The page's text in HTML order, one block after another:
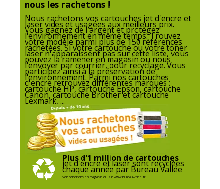
Caractéristiques environnementales
Caractéristiques environnementales
Impact environnemental undefined kg CO2e
Garantie
Garantie
Garantie commerciale
nous les rachetons !
Nous rachetons vos cartouches jet d'encre et
laser vides et usagées aux meilleurs prix.
Vous gagnez de l'argent et protégez
l'environnement en même temps. Trouvez
votre modèle parmi plus de 150 références
rachetées. Si votre cartouche ou votre toner
laser n'apparaissent pas sur cette liste, vous
pouvez la ramener en magasin ou nous
l'envoyer par courrier, pour recyclage. Vous
participez ainsi à la préservation de
l'environnement. Parmi nos cartouches
d'encre retrouvez différentes marques :
cartouche HP, cartouche Epson, cartouche
Canon, cartouche Brother et cartouche
Lexmark, ...
Plus d'1 million de cartouches
jet d'encre et laser sont recyclées
chaque année par Bureau Vallée
Voir conditions en magasin ou sur www.bureau-vallee.fr